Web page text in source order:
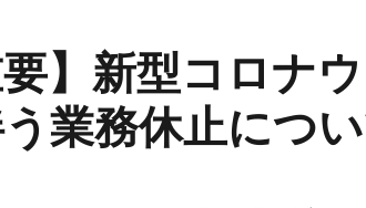
要】新型コロナ
業務休止につ